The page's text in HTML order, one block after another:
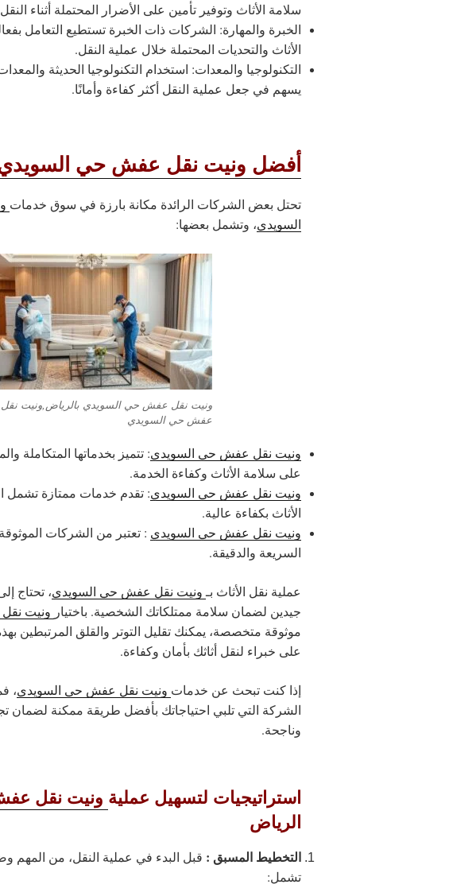
سلامة الأثاث وتوفير تأمين على الأضرار المحتملة أثناء
الخبرة والمهارة: الشركات ذات الخبرة تستطيع التعامل
الأثاث والتحديات المحتملة خلال عملية النقل.
التكنولوجيا والمعدات: استخدام التكنولوجيا الحديثة
يسهم في جعل عملية النقل أكثر كفاءة وأمانًا.
أفضل ونيت نقل عفش حي
تحتل بعض الشركات الرائدة مكانة بارزة في سوق خدمات
السويدي، وتشمل بعضها:
ونيت نقل عفش حي السويدي بالرياض,ونيت نقل
عفش حي السويدي
ونيت نقل عفش حي السويدي: تتميز بخدماتها المتكاملة
على سلامة الأثاث وكفاءة الخدمة.
ونيت نقل عفش حي السويدي: تقدم خدمات ممتازة تشمل
الأثاث بكفاءة عالية.
ونيت نقل عفش حي السويدي : تعتبر من الشركات
السريعة والدقيقة.
عملية نقل الأثاث بـ ونيت نقل عفش حي السويدي، تحتاج
جيدين لضمان سلامة ممتلكاتك الشخصية. باختيار ونيت
موثوقة متخصصة، يمكنك تقليل التوتر والقلق المرتبطين بهذه
على خبراء لنقل أثاثك بأمان وكفاءة.
إذا كنت تبحث عن خدمات ونيت نقل عفش حي السويدي،
الشركة التي تلبي احتياجاتك بأفضل طريقة ممكنة لضمان
وناجحة.
استراتيجيات لتسهيل عملية ونيت نقل
الرياض
التخطيط المسبق : قبل البدء في عملية النقل، من
تشمل: